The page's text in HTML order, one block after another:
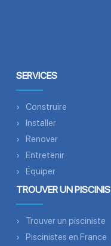
SERVICES
Construire
Installer
Renover
Entretenir
Équiper
TROUVER UN
Trouver un pisciniste
Piscinistes en France